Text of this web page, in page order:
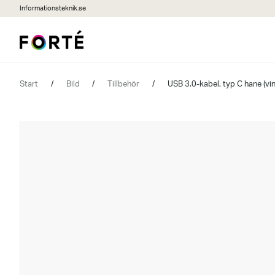
Informationsteknik.se
Start / Bild / Tillbehör / USB 3.0-kabel, typ C hane